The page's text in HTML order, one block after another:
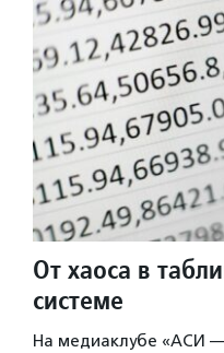
От хаоса в
системе
На медиаклубе «АСИ